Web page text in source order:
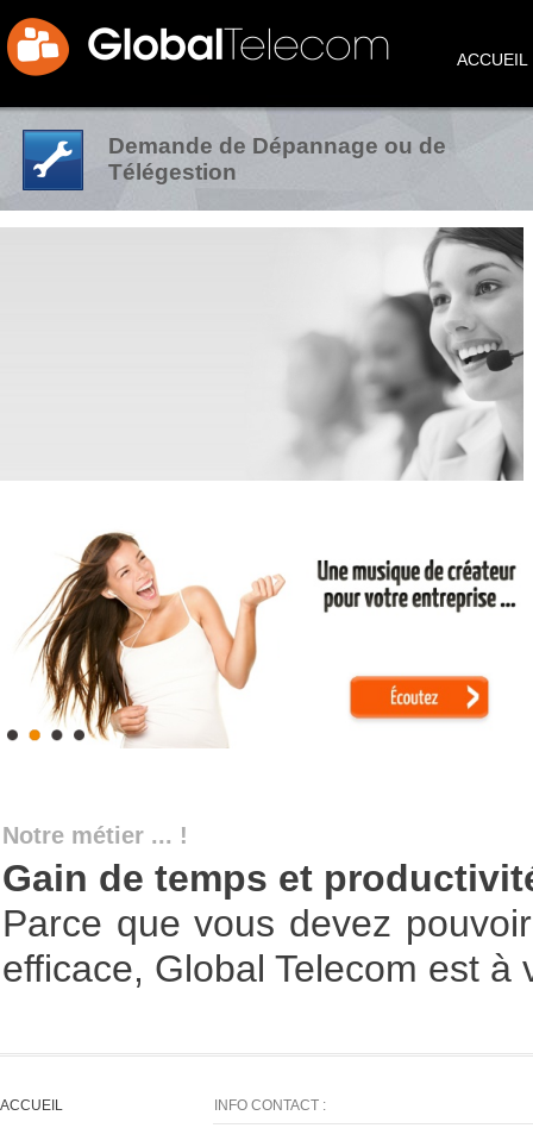
Gain de temps et
Parce que vous devez
efficace, Global Telecom est à
Fiabilité et réussite de vos
De l’audit jusqu’à la
Notre métier ... !
Demande de Dépannage ou de
Télégestion
ACCUEIL
ACCUEIL INFO CONTACT :